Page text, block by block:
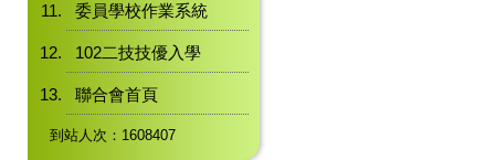
委員學校作業系統
102二技技優入學
聯合會首頁
到站人次：1608407